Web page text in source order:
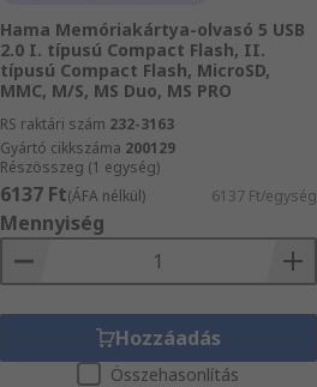
Hama Memóriakártya-olvasó 5 USB
2.0 I. típusú Compact Flash, II.
típusú Compact Flash, MicroSD,
MMC, M/S, MS Duo, MS PRO
RS raktári szám 232-3163
Gyártó cikkszáma 200129
Részösszeg (1 egység)
6137 Ft(ÁFA nélkül) 6137 Ft/egység
Mennyiség
Hozzáadás
Összehasonlítás